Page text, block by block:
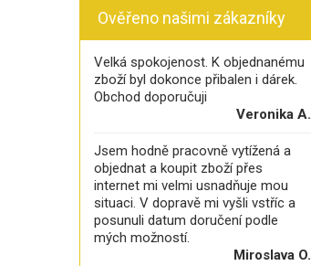
Ověřeno našimi zákazníky
Velká spokojenost. K objednanému
zboží byl dokonce přibalen i dárek.
Obchod doporučuji
Veronika A.
Jsem hodně pracovně vytížená a
objednat a koupit zboží přes
internet mi velmi usnadňuje mou
situaci. V dopravě mi vyšli vstříc a
posunuli datum doručení podle
mých možností.
Miroslava O.